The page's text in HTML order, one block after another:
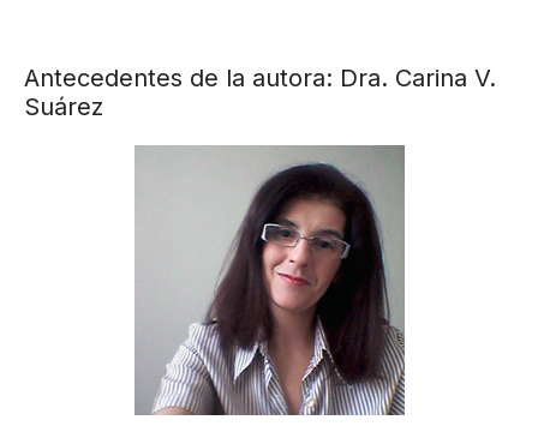
Antecedentes de la autora: Dra. Carina V.
Suárez